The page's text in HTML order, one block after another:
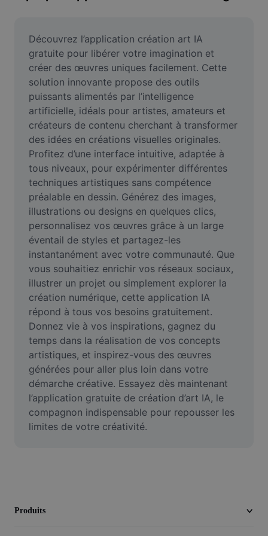
Fusion d'images
Outil d'amélioration d'images
Redimensionner une image
Éditeur de photos en ligne
Générateur de mèmes
AI Text Remover
AI People Remover
AI Inpainting
Face Cutout
Suppression de l'arrière-plan de vidéos
Amélioration de la qualité
Éditeur de vidéos
Couper une vidéo
Ajouter des sous-titres à une vidéo
Convertisseur de vidéo
Découvrez l’application création art IA
gratuite pour libérer votre imagination et
créer des œuvres uniques facilement. Cette
solution innovante propose des outils
puissants alimentés par l’intelligence
artificielle, idéals pour artistes, amateurs et
créateurs de contenu cherchant à transformer
des idées en créations visuelles originales.
Profitez d’une interface intuitive, adaptée à
tous niveaux, pour expérimenter différentes
techniques artistiques sans compétence
préalable en dessin. Générez des images,
illustrations ou designs en quelques clics,
personnalisez vos œuvres grâce à un large
éventail de styles et partagez-les
instantanément avec votre communauté. Que
vous souhaitiez enrichir vos réseaux sociaux,
illustrer un projet ou simplement explorer la
création numérique, cette application IA
répond à tous vos besoins gratuitement.
Donnez vie à vos inspirations, gagnez du
temps dans la réalisation de vos concepts
artistiques, et inspirez-vous des œuvres
générées pour aller plus loin dans votre
démarche créative. Essayez dès maintenant
l’application gratuite de création d’art IA, le
compagnon indispensable pour repousser les
limites de votre créativité.
Produits